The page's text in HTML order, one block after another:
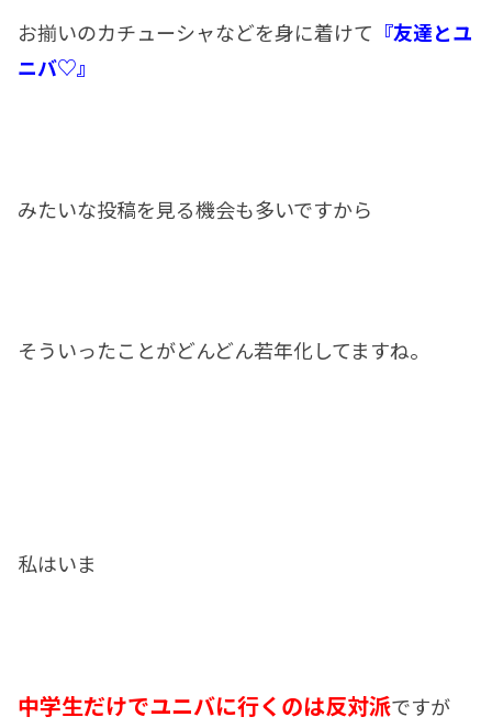
お揃いのカチューシャなどを身に着けて 『友達とユ
ニバ♡』
みたいな投稿を見る機会も多いですから
そういったことがどんどん若年化してますね。
私はいま
中学生だけでユニバに行くのは反対派ですが